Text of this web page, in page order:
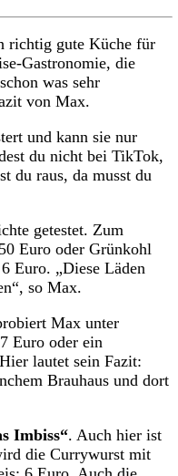
richtig gute Küche für
die
was sehr
von Max.
und kann sie nur
du nicht bei TikTok,
du raus, da musst du
getestet. Zum
Euro oder Grünkohl
Euro. „Diese Läden
so Max.
Max unter
Euro oder ein
lautet sein Fazit:
Brauhaus und dort
Imbiss“. Auch hier ist
die Currywurst mit